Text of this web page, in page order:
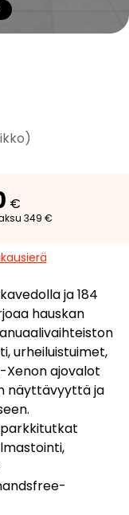
€
349 €
ja 184
hauskan
urheiluistuimet,
ajovalot
näyttävyyttä ja